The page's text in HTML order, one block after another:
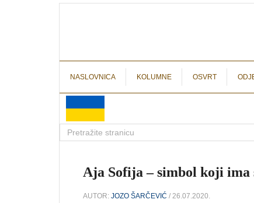
NASLOVNICA KOLUMNE OSVRT
Aja Sofija – simbol koji ima
AUTOR: JOZO ŠARČEVIĆ / 26.07.2020.